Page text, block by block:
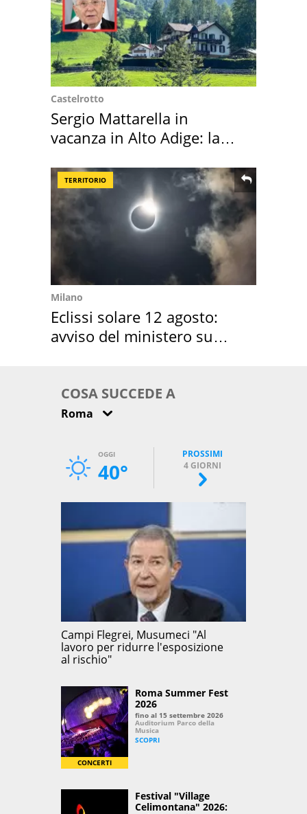
Castelrotto
Sergio Mattarella in
vacanza in Alto Adige: la
TERRITORIO
Milano
Eclissi solare 12 agosto:
avviso del ministero su